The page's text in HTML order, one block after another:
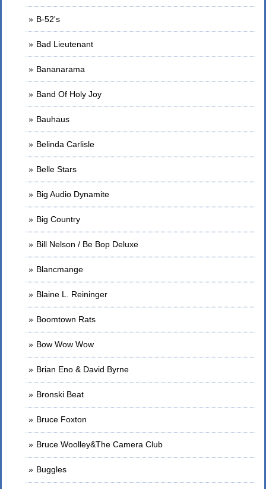
B-52's
Bad Lieutenant
Bananarama
Band Of Holy Joy
Bauhaus
Belinda Carlisle
Belle Stars
Big Audio Dynamite
Big Country
Bill Nelson / Be Bop Deluxe
Blancmange
Blaine L. Reininger
Boomtown Rats
Bow Wow Wow
Brian Eno & David Byrne
Bronski Beat
Bruce Foxton
Bruce Woolley&The Camera Club
Buggles